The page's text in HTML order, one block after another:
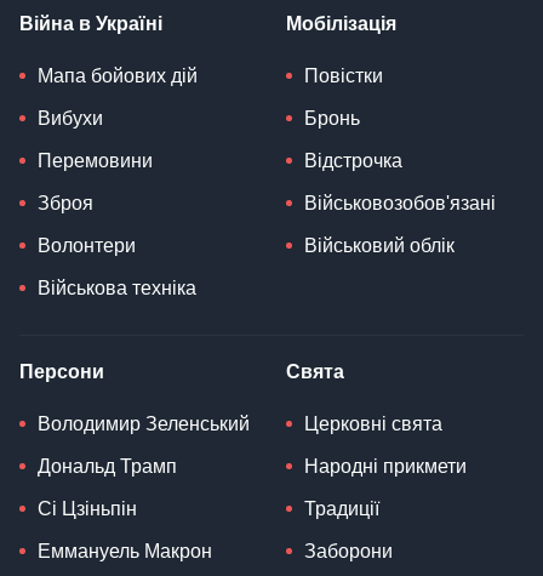
Війна в Україні
Мапа бойових дій
Вибухи
Перемовини
Зброя
Волонтери
Військова техніка
Мобілізація
Повістки
Бронь
Відстрочка
Військовозобов'язані
Військовий облік
Персони
Володимир Зеленський
Дональд Трамп
Сі Цзіньпін
Еммануель Макрон
Свята
Церковні свята
Народні прикмети
Традиції
Заборони